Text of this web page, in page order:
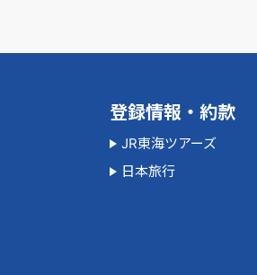
登録情報・約款
JR東海ツアーズ
日本旅行